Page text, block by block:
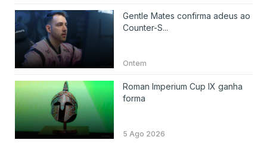
Gentle Mates confirma adeus ao
Counter-S...
Ontem
Roman Imperium Cup IX ganha
forma
5 Ago 2026